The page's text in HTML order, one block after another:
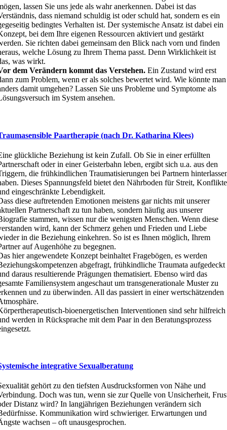
lassen Sie uns jede als wahr anerkennen. Dabei ist das
dass niemand schuldig ist oder schuld hat, sondern es ein
bedingtes Verhalten ist. Der systemische Ansatz ist dabei ein
bei dem Ihre eigenen Ressourcen aktiviert und gestärkt
Sie richten dabei gemeinsam den Blick nach vorn und finden
welche Lösung zu Ihrem Thema passt. Denn Wirklichkeit ist
was wirkt.
dem Verändern kommt das Verstehen.Ein Zustand wird erst
zum Problem, wenn er als solches bewertet wird. Wie könnte man
damit umgehen? Lassen Sie uns Probleme und Symptome als
im System ansehen.
Paartherapie (nach Dr. Katharina Klees)
glückliche Beziehung ist kein Zufall. Ob Sie in einer erfüllten
oder in einer Geisterbahn leben, ergibt sich u.a. aus den
die frühkindlichen Traumatisierungen bei Partnern
Dieses Spannungsfeld bietet den Nährboden für Streit, Konflikte
eingeschränkte Lebendigkeit.
diese auftretenden Emotionen meistens gar nichts mit unserer
Partnerschaft zu tun haben, sondern häufig aus unserer
stammen, wissen nur die wenigsten Menschen. Wenn diese
wird, kann der Schmerz gehen und Frieden und Liebe
in die Beziehung einkehren. So ist es Ihnen möglich, Ihrem
auf Augenhöhe zu begegnen.
hier angewendete Konzept beinhaltet Fragebögen, es werden
abgefragt, frühkindliche Traumata aufgedeckt
daraus resultierende Prägungen thematisiert. Ebenso wird das
Familiensystem angeschaut um transgenerationale Muster zu
und zu überwinden. All das passiert in einer wertschätzenden
bioenergetischen Interventionen sind sehr hilfreich
werden in Rücksprache mit dem Paar in den Beratungsprozess
integrative Sexualberatung
gehört zu den tiefsten Ausdrucksformen von Nähe und
Doch was tun, wenn sie zur Quelle von Unsicherheit,
Distanz wird? In langjährigen Beziehungen verändern sich
Kommunikation wird schwieriger. Erwartungen und
wachsen – oft unausgesprochen.